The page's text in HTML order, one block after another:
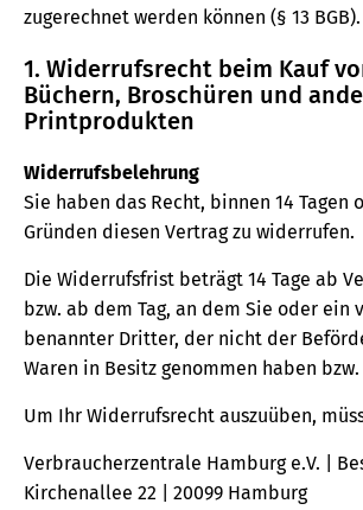
zugerechnet werden können (§ 13 BGB).
1. Widerrufsrecht beim Kauf
Büchern, Broschüren und
Printprodukten
Widerrufsbelehrung
Sie haben das Recht, binnen 14 Tagen
Gründen diesen Vertrag zu widerrufen.
Die Widerrufsfrist beträgt 14 Tage ab
bzw. ab dem Tag, an dem Sie oder ein
benannter Dritter, der nicht der
Waren in Besitz genommen haben
Um Ihr Widerrufsrecht auszuüben,
Verbraucherzentrale Hamburg e.V. |
Kirchenallee 22 | 20099 Hamburg